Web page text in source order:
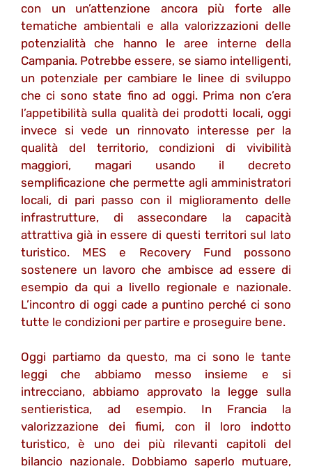
con un un’attenzione ancora più forte alle
tematiche ambientali e alla valorizzazioni delle
potenzialità che hanno le aree interne della
Campania. Potrebbe essere, se siamo intelligenti,
un potenziale per cambiare le linee di sviluppo
che ci sono state fino ad oggi. Prima non c’era
l’appetibilità sulla qualità dei prodotti locali, oggi
invece si vede un rinnovato interesse per la
qualità del territorio, condizioni di vivibilità
maggiori, magari usando il decreto
semplificazione che permette agli amministratori
locali, di pari passo con il miglioramento delle
infrastrutture, di assecondare la capacità
attrattiva già in essere di questi territori sul lato
turistico. MES e Recovery Fund possono
sostenere un lavoro che ambisce ad essere di
esempio da qui a livello regionale e nazionale.
L’incontro di oggi cade a puntino perché ci sono
tutte le condizioni per partire e proseguire bene.
Oggi partiamo da questo, ma ci sono le tante
leggi che abbiamo messo insieme e si
intrecciano, abbiamo approvato la legge sulla
sentieristica, ad esempio. In Francia la
valorizzazione dei fiumi, con il loro indotto
turistico, è uno dei più rilevanti capitoli del
bilancio nazionale. Dobbiamo saperlo mutuare,